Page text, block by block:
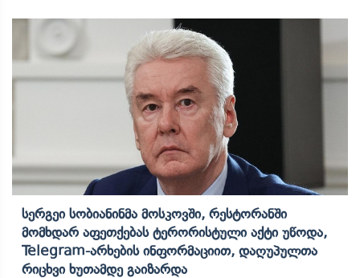
Სერგეი Სობიანინმა Მოსკოვში, Რესტორანში
Მომხდარ Აფეთქებას Ტერორისტული Აქტი Უწოდა,
Telegram-Არხების Ინფორმაციით, Დაღუპულთა
Რიცხვი Ხუთამდე Გაიზარდა